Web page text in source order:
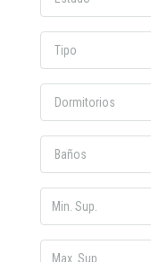
Tipo
Dormitorios
Baños